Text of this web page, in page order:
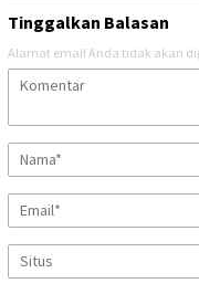
Tinggalkan Balasan
Alamat email Anda tidak akan